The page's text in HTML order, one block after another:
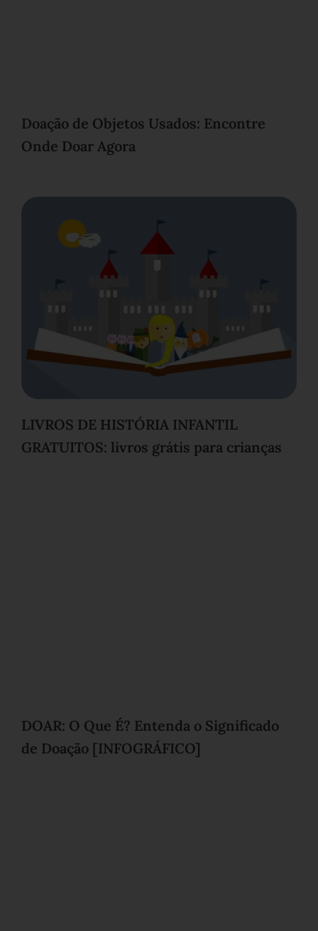
Doação de Objetos Usados: Encontre
Onde Doar Agora
LIVROS DE HISTÓRIA INFANTIL
GRATUITOS: livros grátis para crianças
DOAR: O Que É? Entenda o Significado
de Doação [INFOGRÁFICO]